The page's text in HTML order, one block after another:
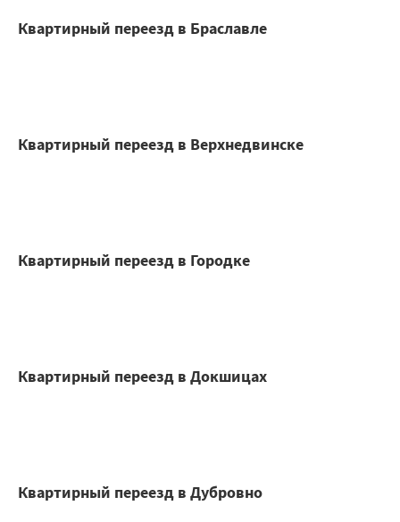
Квартирный переезд в Браславле
Квартирный переезд в Верхнедвинске
Квартирный переезд в Городке
Квартирный переезд в Докшицах
Квартирный переезд в Дубровно